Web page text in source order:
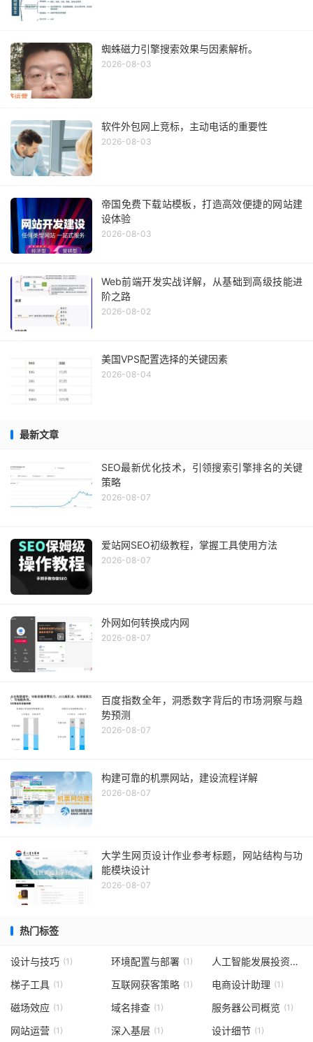
蜘蛛磁力引擎搜索效果与因素解析。
2026-08-03
软件外包网上竞标，主动电话的重要性
2026-08-03
帝国免费下载站模板，打造高效便捷的网站建
设体验
2026-08-03
Web前端开发实战详解，从基础到高级技能进
阶之路
2026-08-02
美国VPS配置选择的关键因素
2026-08-04
最新文章
SEO最新优化技术，引领搜索引擎排名的关键
策略
2026-08-07
爱站网SEO初级教程，掌握工具使用方法
2026-08-07
外网如何转换成内网
2026-08-07
百度指数全年，洞悉数字背后的市场洞察与趋
势预测
2026-08-07
构建可靠的机票网站，建设流程详解
2026-08-07
大学生网页设计作业参考标题，网站结构与功
能模块设计
2026-08-07
热门标签
设计与技巧 (1) 环境配置与部署 (1) 人工智能发展投资
(1)
梯子工具 (1) 互联网获客策略 (1) 电商设计助理 (1)
磁场效应 (1) 域名排查 (1) 服务器公司概览 (1)
网站运营 (1) 深入基层 (1) 设计细节 (1)